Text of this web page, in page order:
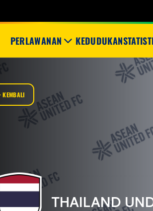
PERLAWANAN KEDUDUKAN
KEMBALI
THAILAND